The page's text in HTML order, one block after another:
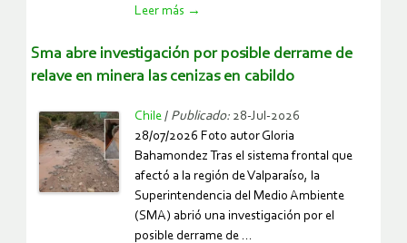
Leer más https://www.ocmal.org/decreto-
kast-
simplifica-
del-
estado-
sobre-
seguridad-
minera-
y-
→
sma abre investigación por posible derrame de
relave en minera las cenizas en cabildo
Chile / Publicado: 28-Jul-2026
28/07/2026 Foto autor Gloria
Bahamondez Tras el sistema frontal que
afectó a la región de Valparaíso, la
Superintendencia del Medio Ambiente
(SMA) abrió una investigación por el
posible derrame de ...